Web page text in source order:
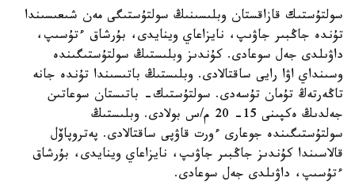
سولتۇستىك قازاقستان وبلىسىنىڭ سولتۇستىگى مەن شىعىسىندا
تۇندە جاڭبىر جاۋىپ، نايزاعاي وينايدى، بۇرشاق ءتۇسىپ،
داۋىلدى جەل سوعادى. كۇندىز وبلىستىڭ سولتۇستىگىندە
وسىنداي اۋا رايى ساقتالادى. وبلىستىڭ باتىسىندا تۇندە جانە
تاڭەرتەڭ تۇمان تۇسەدى. سولتۇستىك- باتىستان سوعاتىن
جەلدىڭ ەكپىنى 15- 20 م/س بولادى. وبلىستىڭ
سولتۇستىگىندە جوعارى ءورت قاۋپى ساقتالادى. پەتروپاۆل
قالاسىندا كۇندىز جاڭبىر جاۋىپ، نايزاعاي وينايدى، بۇرشاق
ءتۇسىپ، داۋىلدى جەل سوعادى.